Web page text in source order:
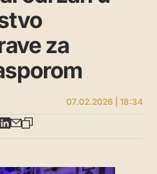
za
07.02.2026 | 18:34